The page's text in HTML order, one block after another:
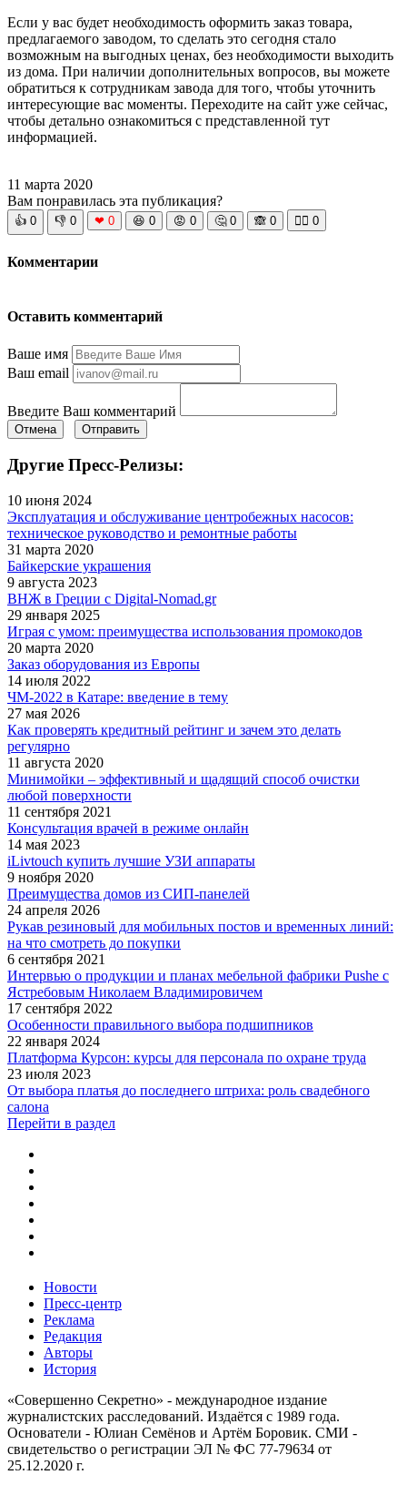
Если у вас будет необходимость оформить заказ товара,
предлагаемого заводом, то сделать это сегодня стало
возможным на выгодных ценах, без необходимости выходить
из дома. При наличии дополнительных вопросов, вы можете
обратиться к сотрудникам завода для того, чтобы уточнить
интересующие вас моменты. Переходите на сайт уже сейчас,
чтобы детально ознакомиться с представленной тут
информацией.
11 марта 2020
Вам понравилась эта публикация?
👍 0 👎 0 ❤ 0 😆 0 😡 0 🤔 0 🙈 0 🧘‍♀️ 0
Комментарии
Оставить комментарий
Ваше имя
Ваш email
Введите Ваш комментарий
Отмена Отправить
Другие Пресс-Релизы:
10 июня 2024
Эксплуатация и обслуживание центробежных насосов:
техническое руководство и ремонтные работы
31 марта 2020
Байкерские украшения
9 августа 2023
ВНЖ в Греции с Digital-Nomad.gr
29 января 2025
Играя с умом: преимущества использования промокодов
20 марта 2020
Заказ оборудования из Европы
14 июля 2022
ЧМ-2022 в Катаре: введение в тему
27 мая 2026
Как проверять кредитный рейтинг и зачем это делать
регулярно
11 августа 2020
Минимойки – эффективный и щадящий способ очистки
любой поверхности
11 сентября 2021
Консультация врачей в режиме онлайн
14 мая 2023
iLivtouch купить лучшие УЗИ аппараты
9 ноября 2020
Преимущества домов из СИП-панелей
24 апреля 2026
Рукав резиновый для мобильных постов и временных линий:
на что смотреть до покупки
6 сентября 2021
Интервью о продукции и планах мебельной фабрики Pushe с
Ястребовым Николаем Владимировичем
17 сентября 2022
Особенности правильного выбора подшипников
22 января 2024
Платформа Курсон: курсы для персонала по охране труда
23 июля 2023
От выбора платья до последнего штриха: роль свадебного
салона
Перейти в раздел
Новости
Пресс-центр
Реклама
Редакция
Авторы
История
«Совершенно Секретно» - международное издание
журналистских расследований. Издаётся с 1989 года.
Основатели - Юлиан Семёнов и Артём Боровик. CМИ -
свидетельство о регистрации ЭЛ № ФС 77-79634 от
25.12.2020 г.